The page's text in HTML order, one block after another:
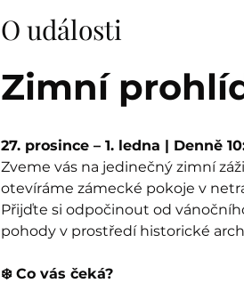
O události
Zimní
27. prosince – 1. ledna | Denně
Zveme vás na jedinečný zimní
otevíráme zámecké pokoje v
Přijďte si odpočinout od
pohody v prostředí historické
❄️ Co vás čeká?